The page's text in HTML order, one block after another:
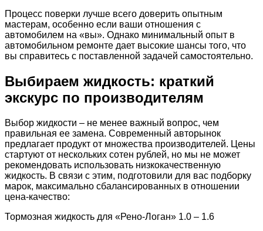
Процесс поверки лучше всего доверить опытным
мастерам, особенно если ваши отношения с
автомобилем на «вы». Однако минимальный опыт в
автомобильном ремонте дает высокие шансы того, что
вы справитесь с поставленной задачей самостоятельно.
Выбираем жидкость: краткий
экскурс по производителям
Выбор жидкости – не менее важный вопрос, чем
правильная ее замена. Современный авторынок
предлагает продукт от множества производителей. Цены
стартуют от нескольких сотен рублей, но мы не может
рекомендовать использовать низкокачественную
жидкость. В связи с этим, подготовили для вас подборку
марок, максимально сбалансированных в отношении
цена-качество:
Тормозная жидкость для «Рено-Логан» 1.0 – 1.6